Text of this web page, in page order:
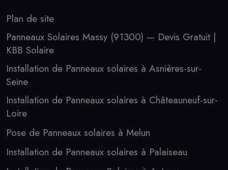
Plan de site
Panneaux Solaires Massy (91300) — Devis Gratuit |
KBB Solaire
Installation de Panneaux solaires à Asnières-sur-
Seine
Installation de Panneaux solaires à Châteauneuf-sur-
Loire
Pose de Panneaux solaires à Melun
Installation de Panneaux solaires à Palaiseau